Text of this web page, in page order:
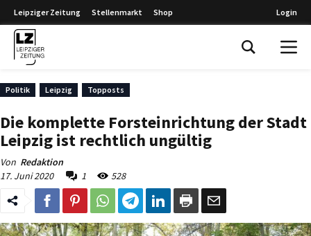
Leipziger Zeitung Stellenmarkt Shop Login
Politik Leipzig Topposts
Die komplette Forsteinrichtung der Stadt
Leipzig ist rechtlich ungültig
Von Redaktion
17. Juni 2020
1 528